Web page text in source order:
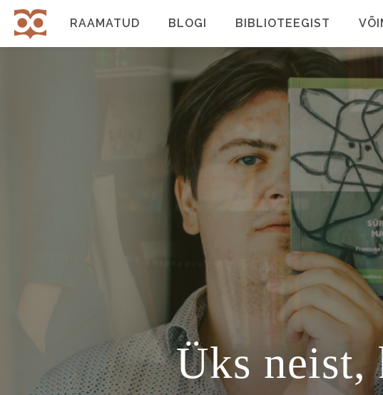
Liigu
edasi
põhisisu
juurde
Põhinavigatsioon
RAAMATUD BLOGI BIBLIOTEEGIST
Üks neist,